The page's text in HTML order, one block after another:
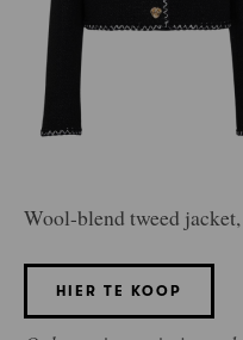
Wool-blend tweed
HIER TE KOOP